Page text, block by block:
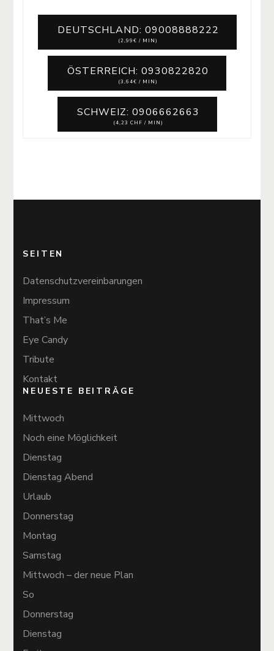
DEUTSCHLAND: 09008888222
(2,99€ / MIN)
ÖSTERREICH: 0930822820
(3,64€ / MIN)
SCHWEIZ: 0906662663
(4,23 CHF / MIN)
SEITEN
Datenschutzvereinbarungen
Impressum
That’s Me
Eye Candy
Tribute
Kontakt
NEUESTE BEITRÄGE
Mittwoch
Noch eine Möglichkeit
Dienstag
Dienstag Abend
Urlaub
Donnerstag
Montag
Samstag
Mittwoch – der neue Plan
So
Donnerstag
Dienstag